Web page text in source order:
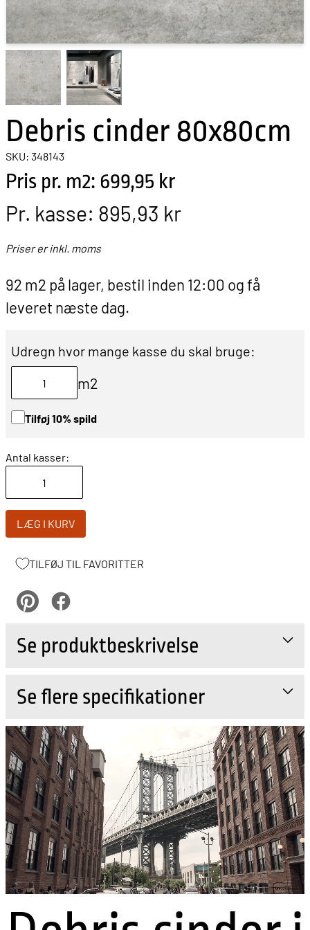
Debris cinder 80x80cm
SKU: 348143
Pris pr. m2: 699,95 kr
Pr. kasse: 895,93 kr
Priser er inkl. moms
92 m2 på lager, bestil inden 12:00 og få
leveret næste dag.
Udregn hvor mange kasse du skal bruge:
m2
Tilføj 10% spild
Antal kasser:
LÆG I KURV
TILFØJ TIL FAVORITTER
pinterestFacebook
Se produktbeskrivelse
Se flere specifikationer